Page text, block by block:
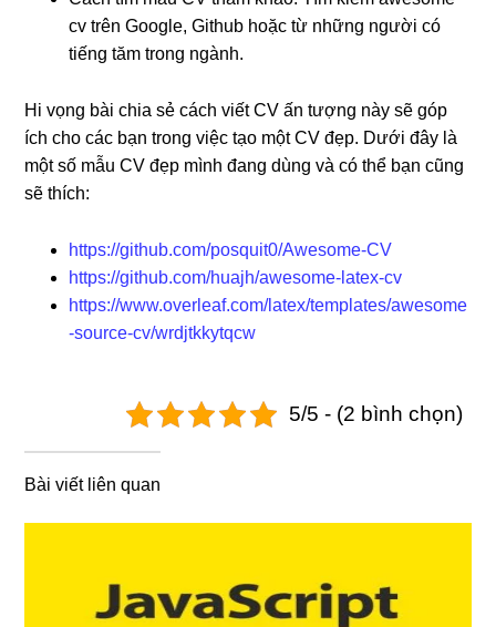
cv trên Google, Github hoặc từ những người có
tiếng tăm trong ngành.
Hi vọng bài chia sẻ cách viết CV ấn tượng này sẽ góp
ích cho các bạn trong việc tạo một CV đẹp. Dưới đây là
một số mẫu CV đẹp mình đang dùng và có thể bạn cũng
sẽ thích:
https://github.com/posquit0/Awesome-CV
https://github.com/huajh/awesome-latex-cv
https://www.overleaf.com/latex/templates/awesome
-source-cv/wrdjtkkytqcw
5/5 - (2 bình chọn)
Bài viết liên quan